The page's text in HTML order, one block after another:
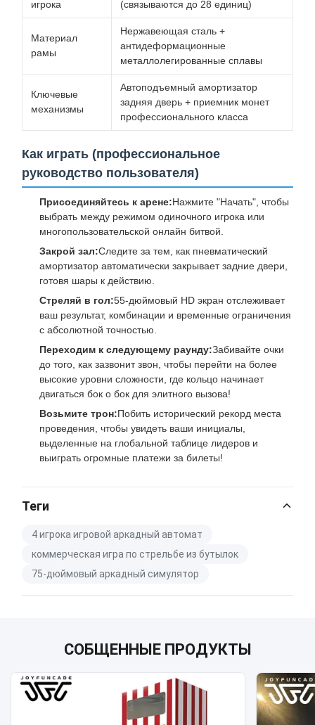
игрока (связываются до 28 единиц)
Материал
рамы
Нержавеющая сталь +
антидеформационные
металлолегированные сплавы
Ключевые
механизмы
Автоподъемный амортизатор
задняя дверь + приемник монет
профессионального класса
Как играть (профессиональное
руководство пользователя)
Присоединяйтесь к арене:Нажмите "Начать", чтобы
выбрать между режимом одиночного игрока или
многопользовательской онлайн битвой.
Закрой зал:Следите за тем, как пневматический
амортизатор автоматически закрывает задние двери,
готовя шары к действию.
Стреляй в гол:55-дюймовый HD экран отслеживает
ваш результат, комбинации и временные ограничения
с абсолютной точностью.
Переходим к следующему раунду:Забивайте очки
до того, как зазвонит звон, чтобы перейти на более
высокие уровни сложности, где кольцо начинает
двигаться бок о бок для элитного вызова!
Возьмите трон:Побить исторический рекорд места
проведения, чтобы увидеть ваши инициалы,
выделенные на глобальной таблице лидеров и
выиграть огромные платежи за билеты!
Теги
4 игрока игровой аркадный автомат
коммерческая игра по стрельбе из бутылок
75-дюймовый аркадный симулятор
СОБЩЕННЫЕ ПРОДУКТЫ